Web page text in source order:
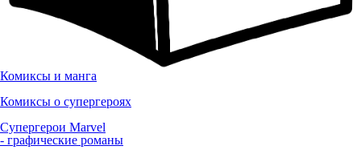
Комиксы и манга
Комиксы о супергероях
Супергерои Marvel
- графические романы